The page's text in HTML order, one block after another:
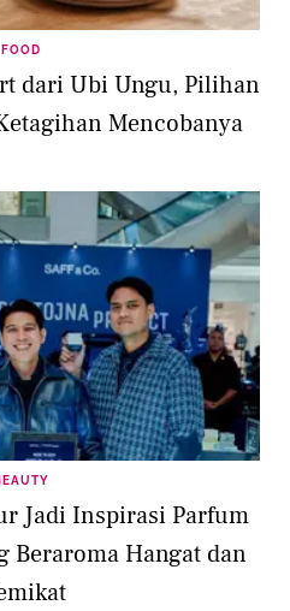
FOOD
dari Ubi Ungu, Pilihan
Mencobanya
Jadi Inspirasi Parfum
Beraroma Hangat dan